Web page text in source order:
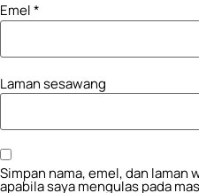
Emel*
Laman sesawang
Simpan nama, emel, dan laman
apabila saya mengulas pada